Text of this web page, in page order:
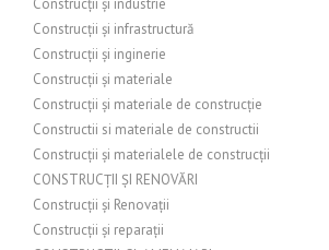
Construcții și industrie
Construcții și infrastructură
Construcții și inginerie
Construcții și materiale
Construcții și materiale de construcție
Constructii si materiale de constructii
Construcții și materialele de construcții
CONSTRUCȚII ȘI RENOVĂRI
Construcții și Renovații
Construcții și reparații